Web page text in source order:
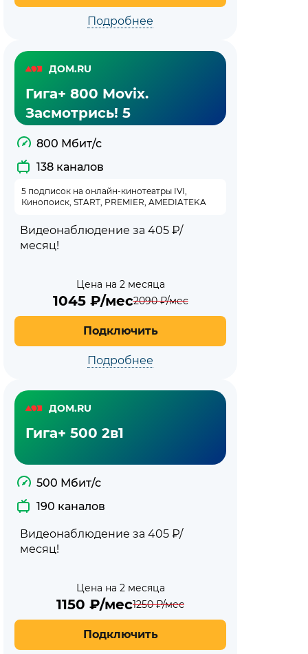
Подробнее
ДОМ.RU
Гига+ 800 Movix.
Засмотрись! 5
800 Мбит/с
138 каналов
5 подписок на онлайн-кинотеатры IVI,
Кинопоиск, START, PREMIER, AMEDIATEKA
Видеонаблюдение за 405 ₽/
месяц!
Цена на 2 месяца
1045₽/мес2090₽/мес
Подключить
Подробнее
ДОМ.RU
Гига+ 500 2в1
500 Мбит/с
190 каналов
Видеонаблюдение за 405 ₽/
месяц!
Цена на 2 месяца
1150 ₽/мес1250₽/мес
Подключить